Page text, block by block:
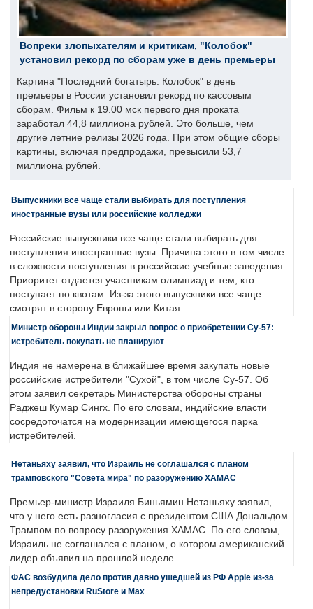
Вопреки злопыхателям и критикам, "Колобок"
установил рекорд по сборам уже в день премьеры
Картина "Последний богатырь. Колобок" в день
премьеры в России установил рекорд по кассовым
сборам. Фильм к 19.00 мск первого дня проката
заработал 44,8 миллиона рублей. Это больше, чем
другие летние релизы 2026 года. При этом общие сборы
картины, включая предпродажи, превысили 53,7
миллиона рублей.
Выпускники все чаще стали выбирать для поступления
иностранные вузы или российские колледжи
Российские выпускники все чаще стали выбирать для
поступления иностранные вузы. Причина этого в том числе
в сложности поступления в российские учебные заведения.
Приоритет отдается участникам олимпиад и тем, кто
поступает по квотам. Из-за этого выпускники все чаще
смотрят в сторону Европы или Китая.
Министр обороны Индии закрыл вопрос о приобретении Су-57:
истребитель покупать не планируют
Индия не намерена в ближайшее время закупать новые
российские истребители "Сухой", в том числе Су-57. Об
этом заявил секретарь Министерства обороны страны
Раджеш Кумар Сингх. По его словам, индийские власти
сосредоточатся на модернизации имеющегося парка
истребителей.
Нетаньяху заявил, что Израиль не соглашался с планом
трамповского "Совета мира" по разоружению ХАМАС
Премьер-министр Израиля Биньямин Нетаньяху заявил,
что у него есть разногласия с президентом США Дональдом
Трампом по вопросу разоружения ХАМАС. По его словам,
Израиль не соглашался с планом, о котором американский
лидер объявил на прошлой неделе.
ФАС возбудила дело против давно ушедшей из РФ Apple из-за
непредустановки RuStore и Max